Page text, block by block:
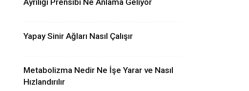
Ayrılığı Prensibi Ne Anlama Geliyor
Yapay Sinir Ağları Nasıl Çalışır
Metabolizma Nedir Ne İşe Yarar ve Nasıl
Hızlandırılır